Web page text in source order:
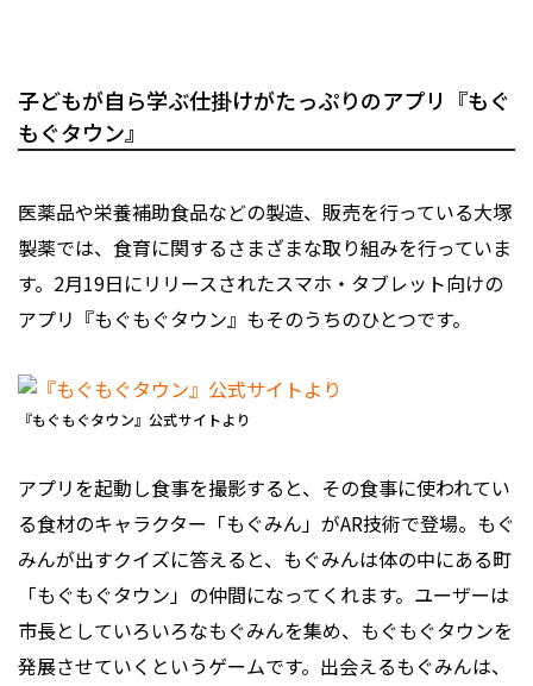
子どもが自ら学ぶ仕掛けがたっぷりのアプリ『もぐ
もぐタウン』
医薬品や栄養補助食品などの製造、販売を行っている大塚
製薬では、食育に関するさまざまな取り組みを行っていま
す。2月19日にリリースされたスマホ・タブレット向けの
アプリ『もぐもぐタウン』もそのうちのひとつです。
『もぐもぐタウン』公式サイトより
アプリを起動し食事を撮影すると、その食事に使われてい
る食材のキャラクター「もぐみん」がAR技術で登場。もぐ
みんが出すクイズに答えると、もぐみんは体の中にある町
「もぐもぐタウン」の仲間になってくれます。ユーザーは
市長としていろいろなもぐみんを集め、もぐもぐタウンを
発展させていくというゲームです。出会えるもぐみんは、